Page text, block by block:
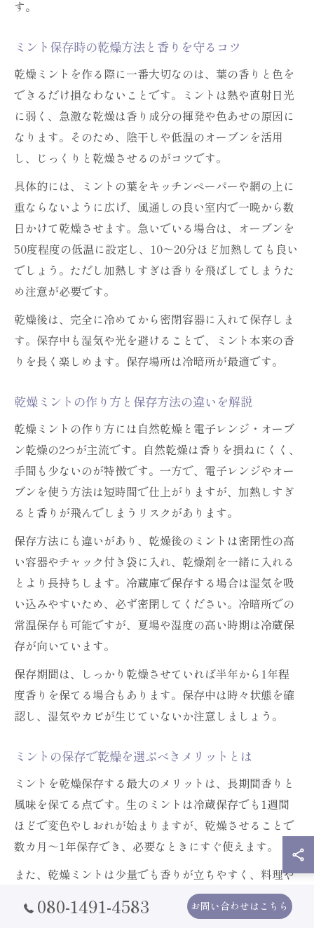
す。
ミント保存時の乾燥方法と香りを守るコツ
乾燥ミントを作る際に一番大切なのは、葉の香りと色を
できるだけ損なわないことです。ミントは熱や直射日光
に弱く、急激な乾燥は香り成分の揮発や色あせの原因に
なります。そのため、陰干しや低温のオーブンを活用
し、じっくりと乾燥させるのがコツです。
具体的には、ミントの葉をキッチンペーパーや網の上に
重ならないように広げ、風通しの良い室内で一晩から数
日かけて乾燥させます。急いでいる場合は、オーブンを
50度程度の低温に設定し、10〜20分ほど加熱しても良い
でしょう。ただし加熱しすぎは香りを飛ばしてしまうた
め注意が必要です。
乾燥後は、完全に冷めてから密閉容器に入れて保存しま
す。保存中も湿気や光を避けることで、ミント本来の香
りを長く楽しめます。保存場所は冷暗所が最適です。
乾燥ミントの作り方と保存方法の違いを解説
乾燥ミントの作り方には自然乾燥と電子レンジ・オーブ
ン乾燥の2つが主流です。自然乾燥は香りを損ねにくく、
手間も少ないのが特徴です。一方で、電子レンジやオー
ブンを使う方法は短時間で仕上がりますが、加熱しすぎ
ると香りが飛んでしまうリスクがあります。
保存方法にも違いがあり、乾燥後のミントは密閉性の高
い容器やチャック付き袋に入れ、乾燥剤を一緒に入れる
とより長持ちします。冷蔵庫で保存する場合は湿気を吸
い込みやすいため、必ず密閉してください。冷暗所での
常温保存も可能ですが、夏場や湿度の高い時期は冷蔵保
存が向いています。
保存期間は、しっかり乾燥させていれば半年から1年程
度香りを保てる場合もあります。保存中は時々状態を確
認し、湿気やカビが生じていないか注意しましょう。
ミントの保存で乾燥を選ぶべきメリットとは
ミントを乾燥保存する最大のメリットは、長期間香りと
風味を保てる点です。生のミントは冷蔵保存でも1週間
ほどで変色やしおれが始まりますが、乾燥させることで
数カ月～1年保存でき、必要なときにすぐ使えます。
また、乾燥ミントは少量でも香りが立ちやすく、料理や
お茶、デザートなど幅広い用途に活用できます。冷凍保
存と違い、解凍の手間がなくサッと使えるのも魅力で
080-1491-4583 お問い合わせはこちら